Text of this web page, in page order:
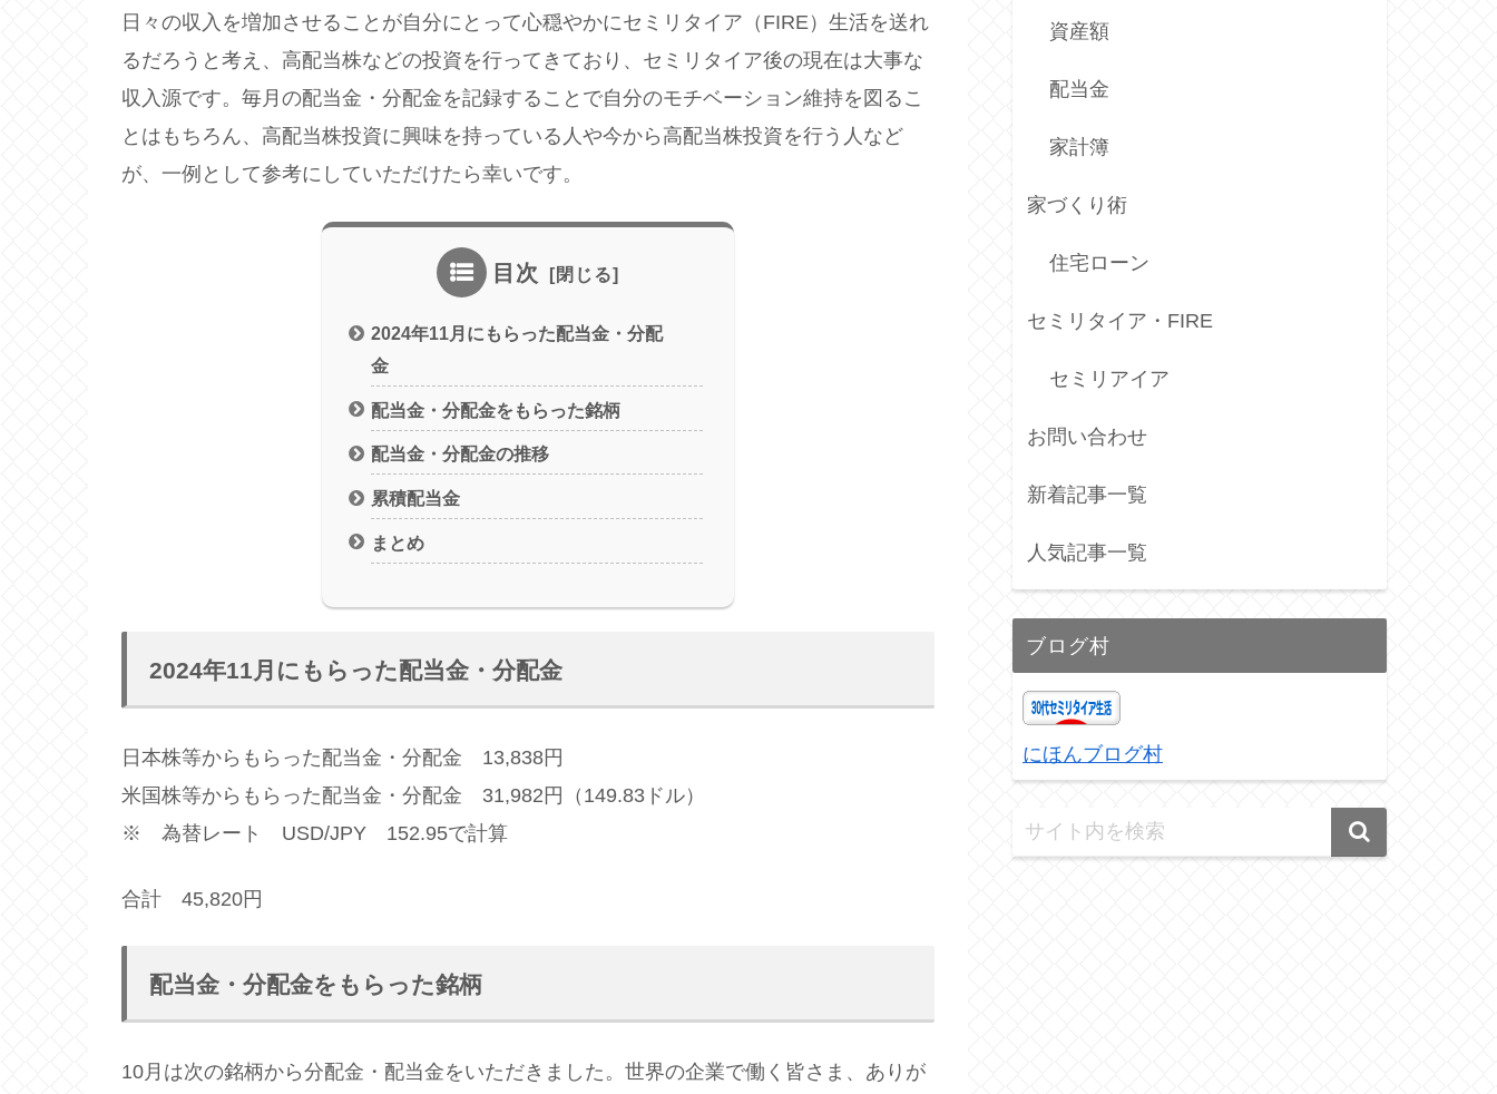
日々の収入を増加させることが自分にとって心穏やかにセミリタイア（FIRE）生活を送れ
るだろうと考え、高配当株などの投資を行ってきており、セミリタイア後の現在は大事な
収入源です。毎月の配当金・分配金を記録することで自分のモチベーション維持を図るこ
とはもちろん、高配当株投資に興味を持っている人や今から高配当株投資を行う人など
が、一例として参考にしていただけたら幸いです。
目次
2024年11月にもらった配当金・分配
金
配当金・分配金をもらった銘柄
配当金・分配金の推移
累積配当金
まとめ
2024年11月にもらった配当金・分配金
日本株等からもらった配当金・分配金 13,838円
米国株等からもらった配当金・分配金 31,982円（149.83ドル）
※ 為替レート USD/JPY 152.95で計算
合計 45,820円
配当金・分配金をもらった銘柄
10月は次の銘柄から分配金・配当金をいただきました。世界の企業で働く皆さま、ありが
資産額
配当金
家計簿
家づくり術
住宅ローン
セミリタイア・FIRE
セミリアイア
お問い合わせ
新着記事一覧
人気記事一覧
ブログ村
にほんブログ村